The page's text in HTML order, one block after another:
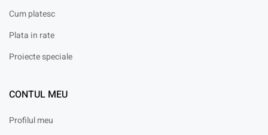
Cum platesc
Plata in rate
Proiecte speciale
CONTUL MEU
Profilul meu